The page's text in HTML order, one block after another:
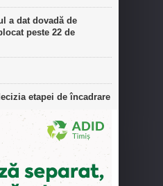
a dat dovadă de
peste 22 de
etapei de încadrare